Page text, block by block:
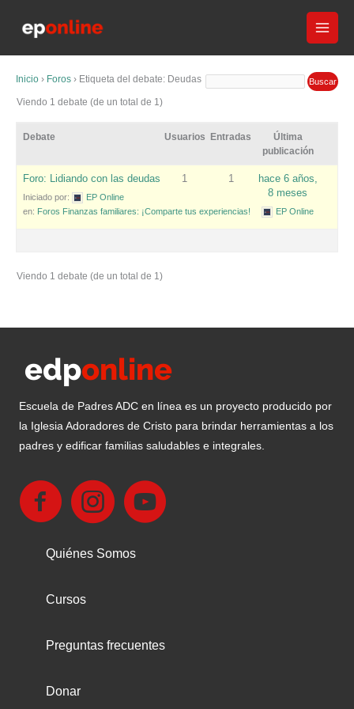
Inicio › Foros › Etiqueta del debate: Deudas
Viendo 1 debate (de un total de 1)
Debate Usuarios Entradas
Última
publicación
Foro: Lidiando con las deudas
Iniciado por:
EP Online
en: Foros Finanzas familiares: ¡Comparte tus experiencias!
1 1
hace 6 años,
8 meses
EP Online
Viendo 1 debate (de un total de 1)
Escuela de Padres ADC en línea es un proyecto producido por
la Iglesia Adoradores de Cristo para brindar herramientas a los
padres y edificar familias saludables e integrales.
Quiénes Somos
Cursos
Preguntas frecuentes
Donar